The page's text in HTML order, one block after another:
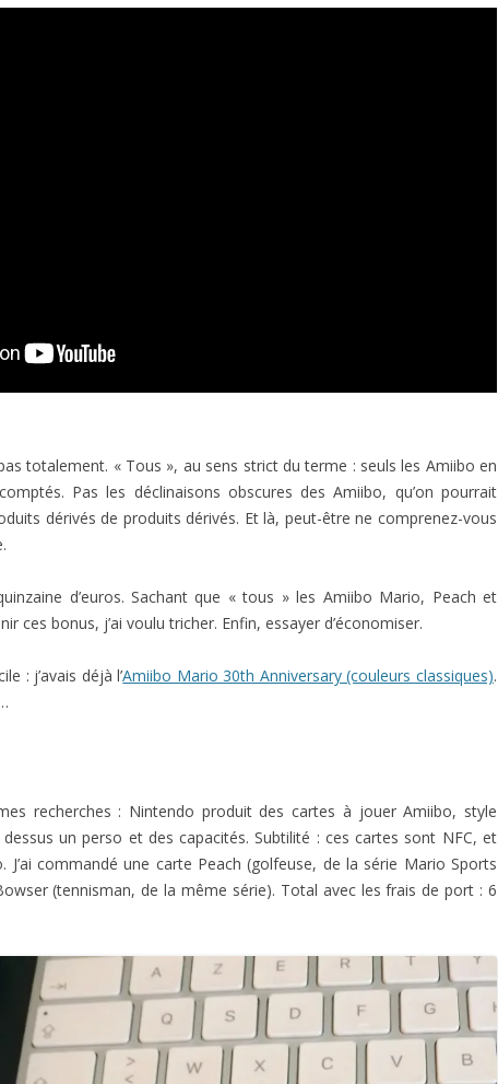
totalement. « Tous », au sens strict du terme : seuls les Amiibo en
Pas les déclinaisons obscures des Amiibo, qu’on pourrait
dérivés de produits dérivés. Et là, peut-être ne comprenez-vous
d’euros. Sachant que « tous » les Amiibo Mario, Peach et
ces bonus, j’ai voulu tricher. Enfin, essayer d’économiser.
: j’avais déjà l’Amiibo Mario 30th Anniversary (couleurs classiques).
recherches : Nintendo produit des cartes à jouer Amiibo, style
un perso et des capacités. Subtilité : ces cartes sont NFC, et
J’ai commandé une carte Peach (golfeuse, de la série Mario Sports
(tennisman, de la même série). Total avec les frais de port : 6